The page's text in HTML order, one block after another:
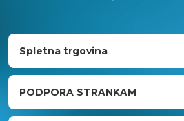
Spletna trgovina
PODPORA STRANKAM